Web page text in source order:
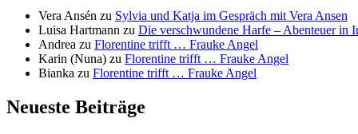
Vera Ansén zu Sylvia und Katja im Gespräch mit Vera Ansen
Luisa Hartmann zu Die verschwundene Harfe – Abenteuer in
Andrea zu Florentine trifft … Frauke Angel
Karin (Nuna) zu Florentine trifft … Frauke Angel
Bianka zu Florentine trifft … Frauke Angel
Neueste Beiträge